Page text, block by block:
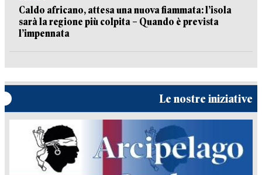
Caldo africano, attesa una nuova fiammata: l’isola
sarà la regione più colpita – Quando è prevista
l’impennata
Le nostre iniziative